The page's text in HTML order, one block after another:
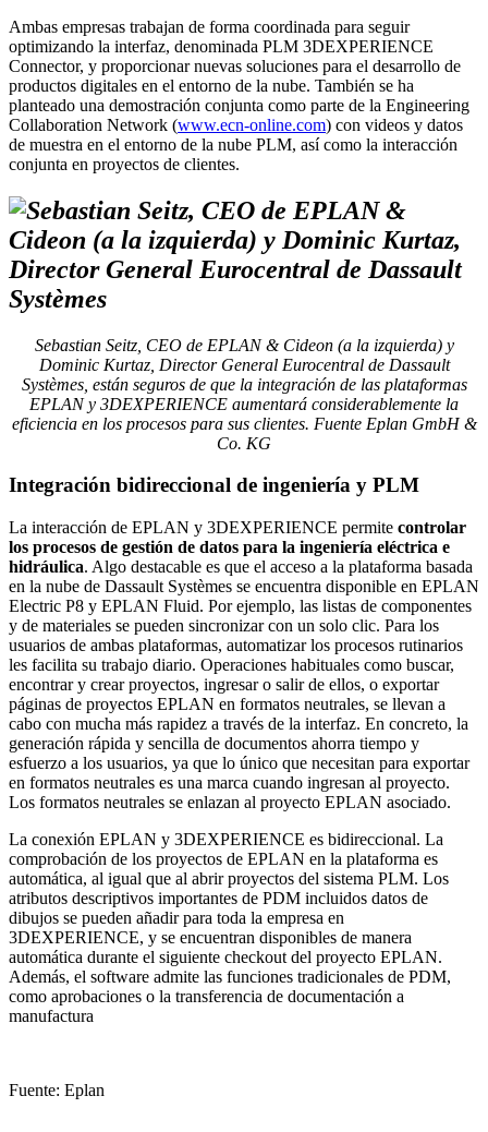
Ambas empresas trabajan de forma coordinada para seguir
optimizando la interfaz, denominada PLM 3DEXPERIENCE
Connector, y proporcionar nuevas soluciones para el desarrollo de
productos digitales en el entorno de la nube. También se ha
planteado una demostración conjunta como parte de la Engineering
Collaboration Network (www.ecn-online.com) con videos y datos
de muestra en el entorno de la nube PLM, así como la interacción
conjunta en proyectos de clientes.
Sebastian Seitz, CEO de EPLAN & Cideon (a la izquierda) y
Dominic Kurtaz, Director General Eurocentral de Dassault
Systèmes, están seguros de que la integración de las plataformas
EPLAN y 3DEXPERIENCE aumentará considerablemente la
eficiencia en los procesos para sus clientes. Fuente Eplan GmbH &
Co. KG
Integración bidireccional de ingeniería y PLM
La interacción de EPLAN y 3DEXPERIENCE permite controlar
los procesos de gestión de datos para la ingeniería eléctrica e
hidráulica. Algo destacable es que el acceso a la plataforma basada
en la nube de Dassault Systèmes se encuentra disponible en EPLAN
Electric P8 y EPLAN Fluid. Por ejemplo, las listas de componentes
y de materiales se pueden sincronizar con un solo clic. Para los
usuarios de ambas plataformas, automatizar los procesos rutinarios
les facilita su trabajo diario. Operaciones habituales como buscar,
encontrar y crear proyectos, ingresar o salir de ellos, o exportar
páginas de proyectos EPLAN en formatos neutrales, se llevan a
cabo con mucha más rapidez a través de la interfaz. En concreto, la
generación rápida y sencilla de documentos ahorra tiempo y
esfuerzo a los usuarios, ya que lo único que necesitan para exportar
en formatos neutrales es una marca cuando ingresan al proyecto.
Los formatos neutrales se enlazan al proyecto EPLAN asociado.
La conexión EPLAN y 3DEXPERIENCE es bidireccional. La
comprobación de los proyectos de EPLAN en la plataforma es
automática, al igual que al abrir proyectos del sistema PLM. Los
atributos descriptivos importantes de PDM incluidos datos de
dibujos se pueden añadir para toda la empresa en
3DEXPERIENCE, y se encuentran disponibles de manera
automática durante el siguiente checkout del proyecto EPLAN.
Además, el software admite las funciones tradicionales de PDM,
como aprobaciones o la transferencia de documentación a
manufactura
Fuente: Eplan